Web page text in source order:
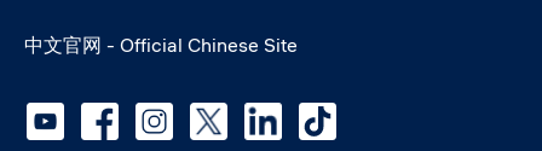
中文官网 - Official Chinese Site
Social media